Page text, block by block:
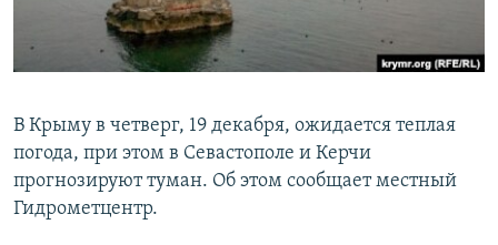
ПОБЕДИТЕЛЕЙ НЕ СУДЯТ?
КРЫМ.НЕПОКОРЕННЫЙ
УКРАИНСКАЯ ПРОБЛЕМА КРЫМА
ПРИСОЕДИНЯЙТЕСЬ!
Все сайты RFE/RL
В Крыму в четверг, 19 декабря, ожидается теплая
погода, при этом в Севастополе и Керчи
прогнозируют туман. Об этом сообщает местный
Гидрометцентр.